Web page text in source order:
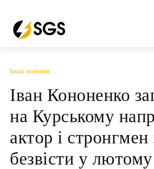
Інші новини
Іван Кононенко
на Курському
актор і стронгмен
безвісти у